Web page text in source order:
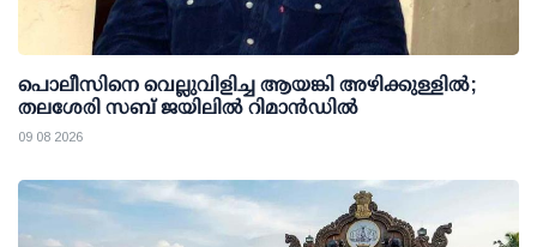
പൊലീസിനെ വെല്ലുവിളിച്ച ആയങ്കി അഴിക്കുള്ളില്‍;
തലശേരി സബ് ജയിലില്‍ റിമാന്‍ഡില്‍
09 08 2026